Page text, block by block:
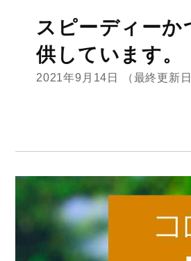
スピーディーか
供しています。
2021年9月14日 （最終更新